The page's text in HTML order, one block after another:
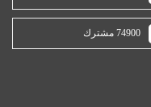
74900 مشترك